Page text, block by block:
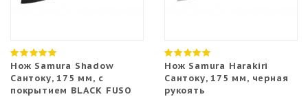
Нож Samura Shadow
Сантоку, 175 мм, с
покрытием BLACK FUSO
Нож Samura Harakiri
Сантоку, 175 мм, черная
рукоять